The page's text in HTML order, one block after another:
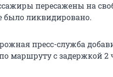
пересажены на
было ликвидировано.
пресс-служба
маршруту с задержкой 2